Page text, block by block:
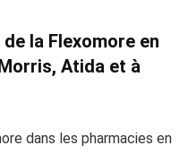
la Flexomore en
Atida et à
dans les pharmacies en